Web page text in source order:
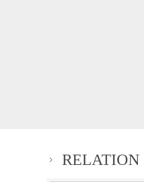
RELATION